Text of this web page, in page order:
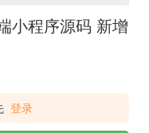
小程序源码 新增
登录